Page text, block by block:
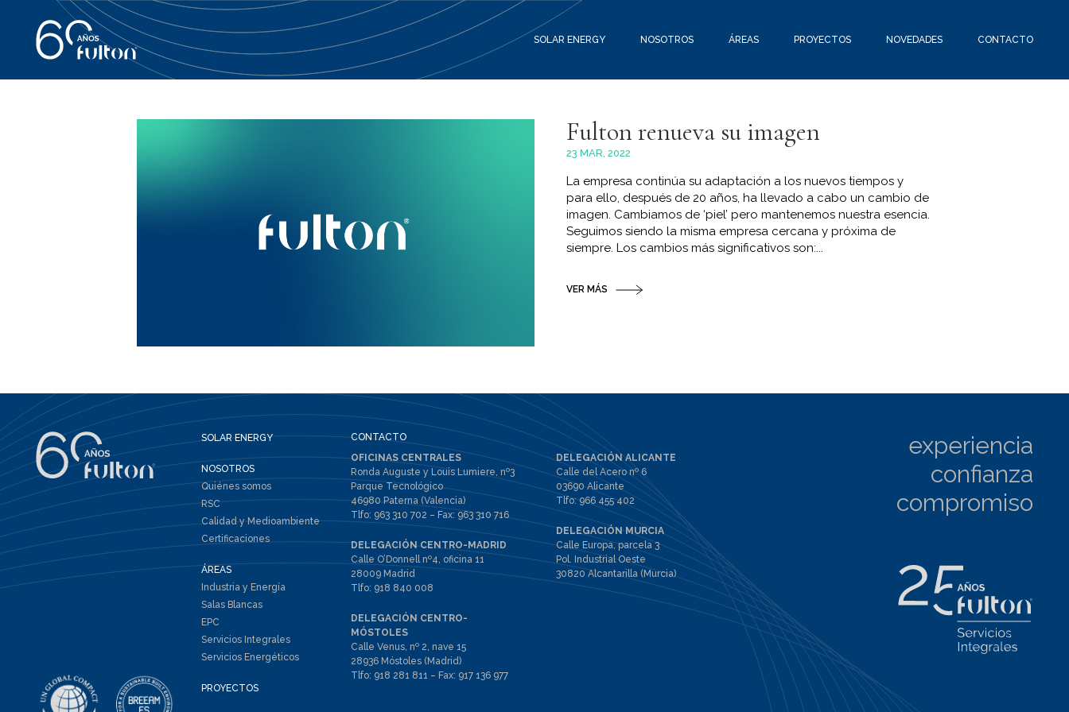
SOLAR ENERGY NOSOTROS ÁREAS PROYECTOS NOVEDADES CONTACTO
Fulton renueva su imagen
23 MAR, 2022
La empresa continúa su adaptación a los nuevos tiempos y
para ello, después de 20 años, ha llevado a cabo un cambio de
imagen. Cambiamos de ‘piel’ pero mantenemos nuestra esencia.
Seguimos siendo la misma empresa cercana y próxima de
siempre. Los cambios más significativos son:...
VER MÁS
SOLAR ENERGY
NOSOTROS
Quiénes somos
RSC
Calidad y Medioambiente
Certificaciones
ÁREAS
Industria y Energía
Salas Blancas
EPC
Servicios Integrales
Servicios Energéticos
PROYECTOS
CONTACTO
OFICINAS CENTRALES
Ronda Auguste y Louis Lumiere, nº3
Parque Tecnológico
46980 Paterna (Valencia)
Tlfo: 963 310 702 – Fax: 963 310 716
DELEGACIÓN CENTRO-MADRID
Calle O’Donnell nº4, oficina 11
28009 Madrid
Tlfo: 918 840 008
DELEGACIÓN CENTRO-
MÓSTOLES
Calle Venus, nº 2, nave 15
28936 Móstoles (Madrid)
Tlfo: 918 281 811 – Fax: 917 136 977
DELEGACIÓN ALICANTE
Calle del Acero nº 6
03690 Alicante
Tlfo:966 455 402
DELEGACIÓN MURCIA
Calle Europa, parcela 3
Pol. Industrial Oeste
30820 Alcantarilla (Murcia)
experiencia
confianza
compromiso